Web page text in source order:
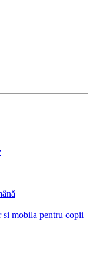
mobila pentru copii